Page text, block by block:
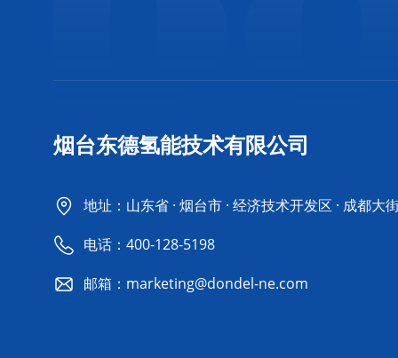
烟台东德氢能技术有限公司
地址：山东省 · 烟台市 · 经济技术开发区 · 成都大
电话： 400-128-5198
邮箱：marketing@dondel-ne.com